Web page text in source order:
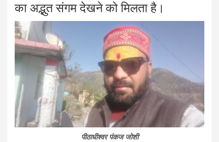
का अद्भुत संगम देखने को मिलता है।
पीठाधीश्वर पंकज जोशी